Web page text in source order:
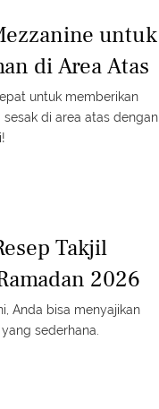
untuk
di Area Atas
untuk memberikan
sesak di area atas dengan
Takjil
2026
Anda bisa menyajikan
sederhana.